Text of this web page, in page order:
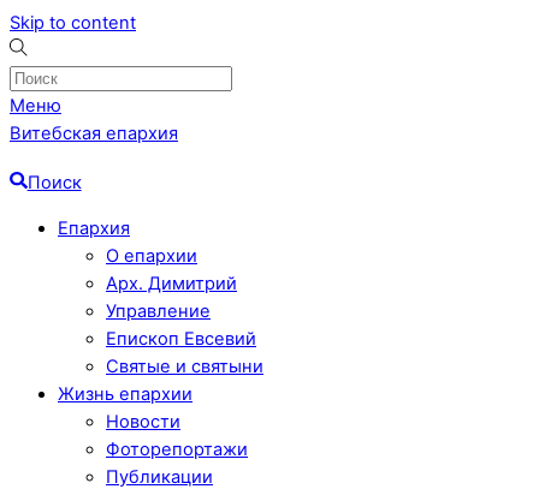
Skip to content
Меню
Витебская епархия
Поиск
Епархия
О епархии
Арх. Димитрий
Управление
Епископ Евсевий
Святые и святыни
Жизнь епархии
Новости
Фоторепортажи
Публикации